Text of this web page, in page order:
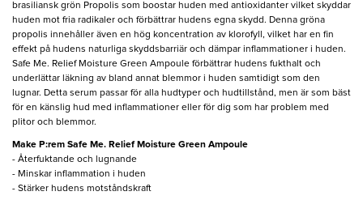
brasiliansk grön Propolis som boostar huden med antioxidanter vilket skyddar
huden mot fria radikaler och förbättrar hudens egna skydd. Denna gröna
propolis innehåller även en hög koncentration av klorofyll, vilket har en fin
effekt på hudens naturliga skyddsbarriär och dämpar inflammationer i huden.
Safe Me. Relief Moisture Green Ampoule förbättrar hudens fukthalt och
underlättar läkning av bland annat blemmor i huden samtidigt som den
lugnar. Detta serum passar för alla hudtyper och hudtillstånd, men är som bäst
för en känslig hud med inflammationer eller för dig som har problem med
plitor och blemmor.
Make P:rem Safe Me. Relief Moisture Green Ampoule
- Återfuktande och lugnande
- Minskar inflammation i huden
- Stärker hudens motståndskraft